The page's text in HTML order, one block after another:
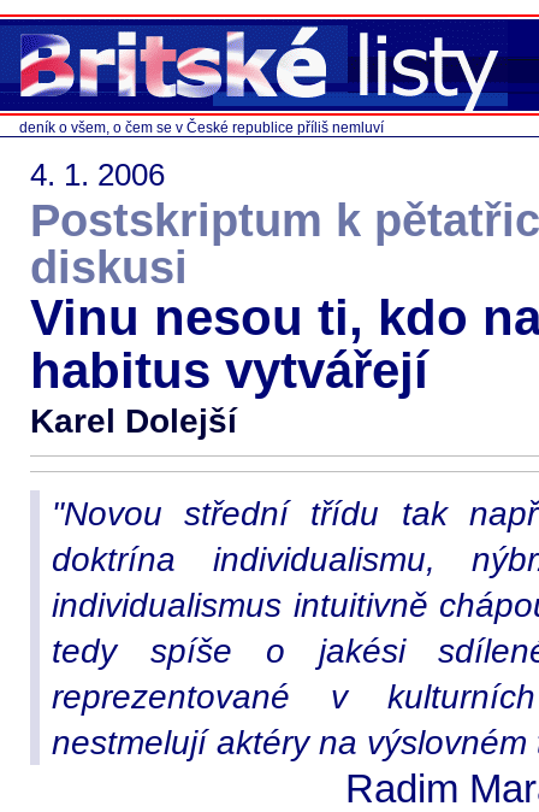
deník o všem, o čem se v České republice příliš nemluví
4. 1. 2006
Postskriptum k
diskusi
Vinu nesou ti, kdo
habitus vytvářejí
Karel Dolejší
"Novou střední třídu tak
doktrína individualismu,
individualismus intuitivně
tedy spíše o jakési
reprezentované v
nestmelují aktéry na
Radim